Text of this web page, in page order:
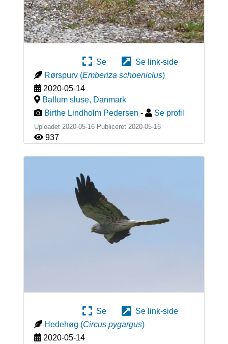
Se
Se link-side
Rørspurv (Emberiza schoeniclus)
2020-05-14
Ballum sluse, Danmark
Birthe Lindholm Pedersen - Se profil
Uploadet 2020-05-16 Publiceret 2020-05-16
937
Se
Se link-side
Hedehøg (Circus pygargus)
2020-05-14